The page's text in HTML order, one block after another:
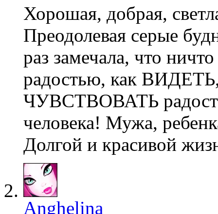
Хорошая, добрая,
Преодолевая серые
раз замечала, что
радостью, как
ЧУВСТВОВАТЬ
человека! Мужа,
Долгой и красивой
Anghelina